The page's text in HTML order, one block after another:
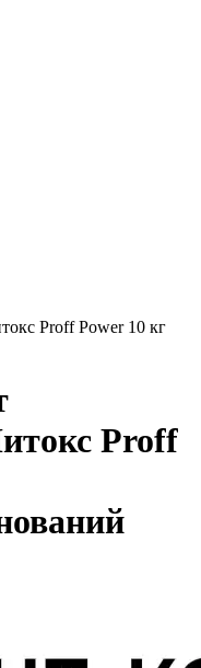
Proff Power 10 кг
Proff